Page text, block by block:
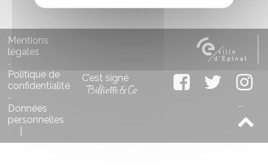
Mentions
légales
-
Politique de
confidentialité
-
Données
personnelles
C’est signé